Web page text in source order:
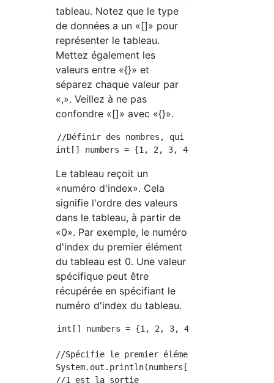
tableau. Notez que le type
de données a un «[]» pour
représenter le tableau.
Mettez également les
valeurs entre «{}» et
séparez chaque valeur par
«,». Veillez à ne pas
confondre «[]» avec «{}».
//Définir des nombres, qui est un tableau de
Le tableau reçoit un
«numéro d'index». Cela
signifie l'ordre des valeurs
dans le tableau, à partir de
«0». Par exemple, le numéro
d'index du premier élément
du tableau est 0. Une valeur
spécifique peut être
récupérée en spécifiant le
numéro d'index du tableau.
int[] numbers = {1, 2, 3, 4, 5};
//Spécifie le premier élément des nombres
System.out.println(numbers[0]);